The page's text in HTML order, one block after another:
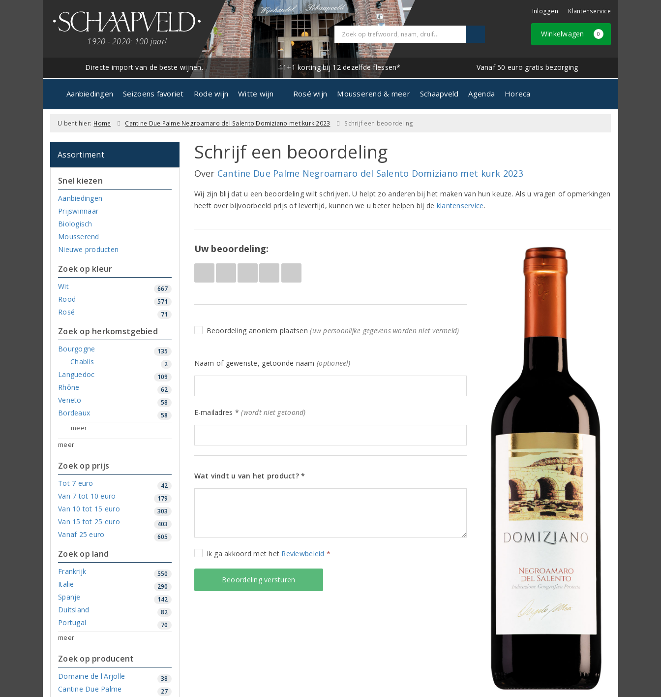
1920 - 2020: 100 jaar!
Inloggen Klantenservice
Winkelwagen 0
Directe import van de beste wijnen. 11+1 korting bij 12 dezelfde flessen* Vanaf 50 euro gratis bezorging
Aanbiedingen Seizoens favoriet Rode wijn Witte wijn Rosé wijn Mousserend & meer Schaapveld Agenda Horeca
U bent hier: Home Cantine Due Palme Negroamaro del Salento Domiziano met kurk 2023 Schrijf een beoordeling
Assortiment
Snel kiezen
Aanbiedingen
Prijswinnaar
Biologisch
Mousserend
Nieuwe producten
Zoek op kleur
Wit 667
Rood 571
Rosé 71
Zoek op herkomstgebied
Bourgogne 135
Chablis 2
Languedoc 109
Rhône 62
Veneto 58
Bordeaux 58
meer
meer
Zoek op prijs
Tot 7 euro 42
Van 7 tot 10 euro 179
Van 10 tot 15 euro 303
Van 15 tot 25 euro 403
Vanaf 25 euro 605
Zoek op land
Frankrijk 550
Italië 290
Spanje 142
Duitsland 82
Portugal 70
meer
Zoek op producent
Domaine de l'Arjolle 38
Cantine Due Palme 27
Schrijf een beoordeling
Over Cantine Due Palme Negroamaro del Salento Domiziano met kurk 2023
Wij zijn blij dat u een beoordeling wilt schrijven. U helpt zo anderen bij het maken van hun keuze. Als u vragen of opmerkingen
heeft over bijvoorbeeld prijs of levertijd, kunnen we u beter helpen bij de klantenservice.
Uw beoordeling:
Beoordeling anoniem plaatsen(uw persoonlijke gegevens worden niet vermeld)
Naam of gewenste, getoonde naam(optioneel)
E-mailadres *(wordt niet getoond)
Wat vindt u van het product? *
Ik ga akkoord met het Reviewbeleid *